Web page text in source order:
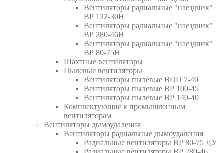
Вентиляторы радиальные "наездник"
ВР 132-30Н
Вентиляторы радиальные "наездник"
ВР 280-46Н
Вентиляторы радиальные "наездник"
ВР 80-75Н
Шахтные вентиляторы
Пылевые вентиляторы
Вентиляторы пылевые ВЦП 7-40
Вентиляторы пылевые ВР 100-45
Вентиляторы пылевые ВР 140-40
Комплектующие к промышленным
вентиляторам
Вентиляторы дымоудаления
Вентиляторы радиальные дымоудаления
Радиальные вентиляторы ВР 80-75 ДУ
Радиальные вентиляторы ВР 280-46